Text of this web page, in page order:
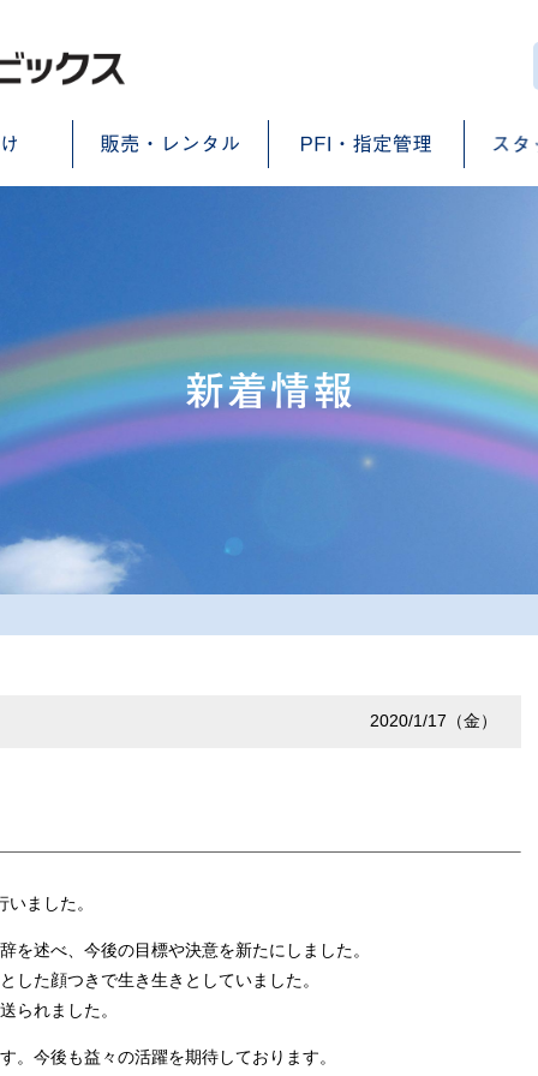
2020/1/17（金）
ました。
を述べ、今後の目標や決意を新たにしました。
した顔つきで生き生きとしていました。
られました。
。今後も益々の活躍を期待しております。